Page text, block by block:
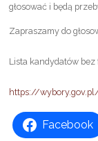
głosować i będą
Zapraszamy do
Lista kandydatów bez
https://
Facebook